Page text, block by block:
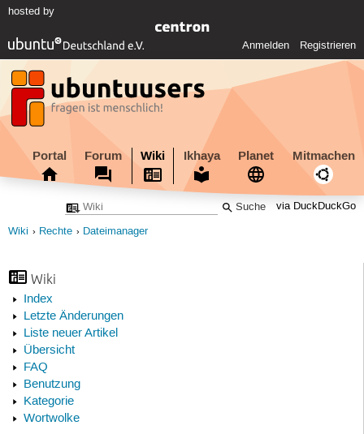
hosted by
Anmelden Registrieren
Portal Forum Wiki Ikhaya Planet Mitmachen
via DuckDuckGo
Wiki Rechte Dateimanager
Wiki
Index
Letzte Änderungen
Liste neuer Artikel
Übersicht
FAQ
Benutzung
Kategorie
Wortwolke